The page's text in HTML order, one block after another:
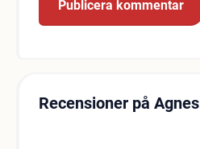
Recensioner på Agnes